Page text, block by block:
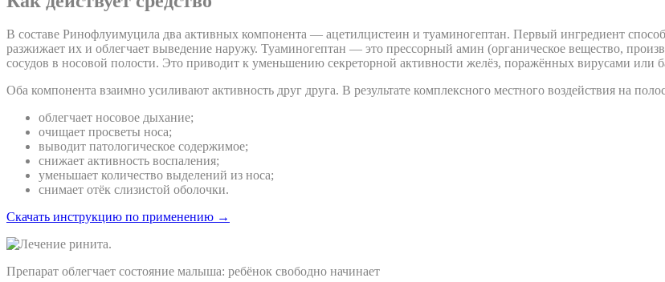
В составе Ринофлуимуцила два активных компонента — ацетилцистеин и туаминогептан. Первый ингредиент
разжижает их и облегчает выведение наружу. Туаминогептан — это прессорный амин (органическое вещество,
сосудов в носовой полости. Это приводит к уменьшению секреторной активности желёз, поражённых вирусами или
Оба компонента взаимно усиливают активность друг друга. В результате комплексного местного воздействия на
облегчает носовое дыхание;
очищает просветы носа;
выводит патологическое содержимое;
снижает активность воспаления;
уменьшает количество выделений из носа;
снимает отёк слизистой оболочки.
Скачать инструкцию по применению →
Препарат облегчает состояние малыша: ребёнок свободно начинает